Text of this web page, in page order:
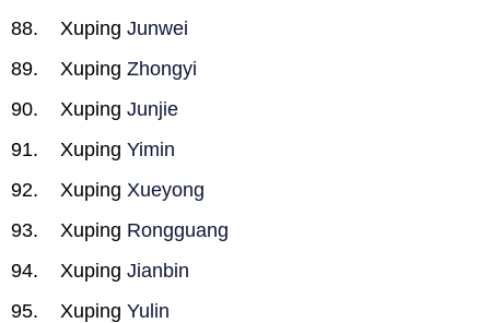
Xuping Junwei
Xuping Zhongyi
Xuping Junjie
Xuping Yimin
Xuping Xueyong
Xuping Rongguang
Xuping Jianbin
Xuping Yulin